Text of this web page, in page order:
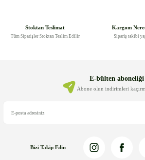
Ürün bilgilerinde hatalar bulunuyor.
Ürün fiyatı diğer sitelerden daha pahalı.
Stoktan Teslimat
Tüm Siparişler Stoktan Teslim Edilir
Kargom
Sipariş takibi
E-bülten aboneliği
Abone olun indirimleri
Bizi Takip Edin